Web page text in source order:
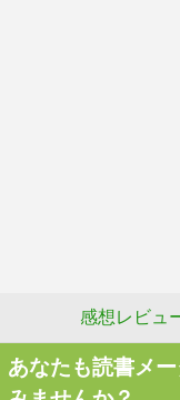
感想レビュ
あなたも読書メ